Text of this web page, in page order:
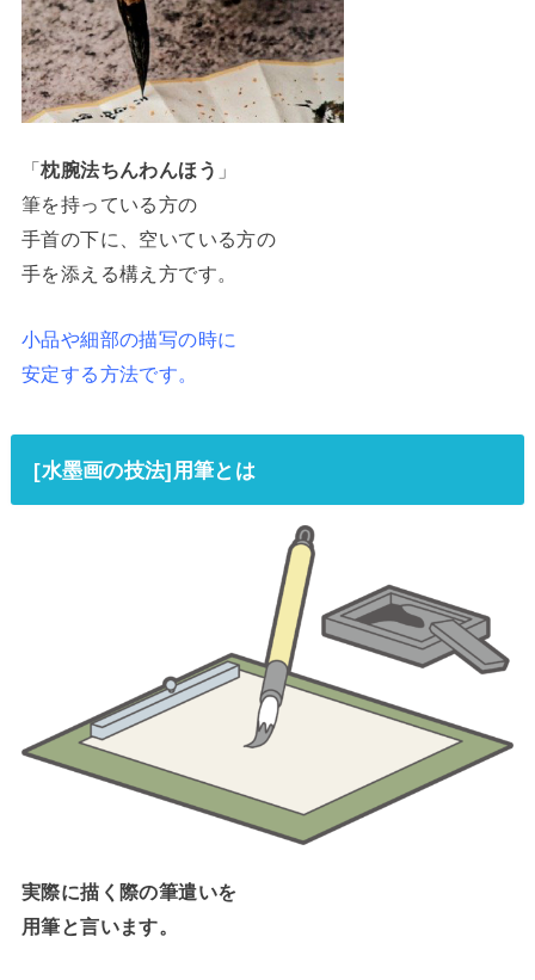
「枕腕法ちんわんほう 」
筆を持っている方の
手首の下に、空いている方の
手を添える構え方です。
小品や細部の描写の時に
安定する方法です。
[水墨画の技法]用筆とは
実際に描く際の筆遣いを
用筆と言います。